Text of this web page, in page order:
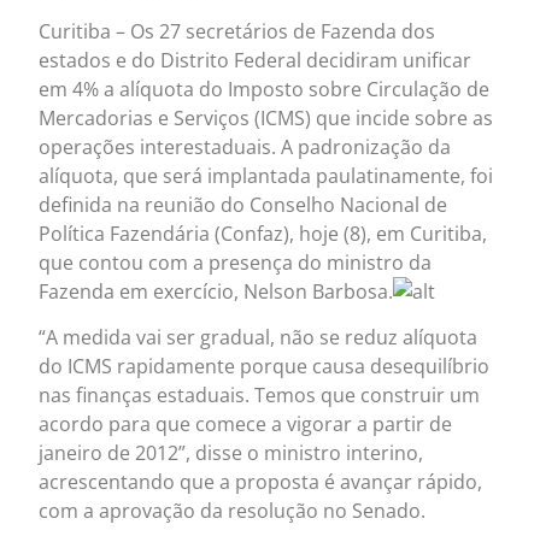
Curitiba – Os 27 secretários de Fazenda dos
estados e do Distrito Federal decidiram unificar
em 4% a alíquota do Imposto sobre Circulação de
Mercadorias e Serviços (ICMS) que incide sobre as
operações interestaduais. A padronização da
alíquota, que será implantada paulatinamente, foi
definida na reunião do Conselho Nacional de
Política Fazendária (Confaz), hoje (8), em Curitiba,
que contou com a presença do ministro da
Fazenda em exercício, Nelson Barbosa.
“A medida vai ser gradual, não se reduz alíquota
do ICMS rapidamente porque causa desequilíbrio
nas finanças estaduais. Temos que construir um
acordo para que comece a vigorar a partir de
janeiro de 2012”, disse o ministro interino,
acrescentando que a proposta é avançar rápido,
com a aprovação da resolução no Senado.